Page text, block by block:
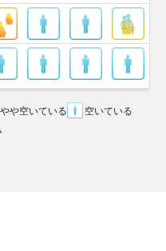
やや空いている
空いている